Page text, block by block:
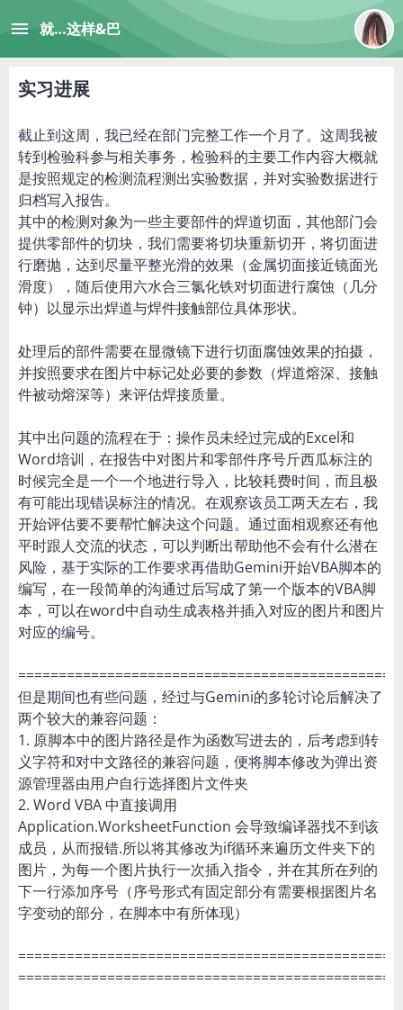
menu 就…这样&巴
实习进展
截止到这周，我已经在部门完整工作一个月了。这周我被
转到检验科参与相关事务，检验科的主要工作内容大概就
是按照规定的检测流程测出实验数据，并对实验数据进行
归档写入报告。
其中的检测对象为一些主要部件的焊道切面，其他部门会
提供零部件的切块，我们需要将切块重新切开，将切面进
行磨抛，达到尽量平整光滑的效果（金属切面接近镜面光
滑度），随后使用六水合三氯化铁对切面进行腐蚀（几分
钟）以显示出焊道与焊件接触部位具体形状。
处理后的部件需要在显微镜下进行切面腐蚀效果的拍摄，
并按照要求在图片中标记处必要的参数（焊道熔深、接触
件被动熔深等）来评估焊接质量。
其中出问题的流程在于：操作员未经过完成的Excel和
Word培训，在报告中对图片和零部件序号斤西瓜标注的
时候完全是一个一个地进行导入，比较耗费时间，而且极
有可能出现错误标注的情况。在观察该员工两天左右，我
开始评估要不要帮忙解决这个问题。通过面相观察还有他
平时跟人交流的状态，可以判断出帮助他不会有什么潜在
风险，基于实际的工作要求再借助Gemini开始VBA脚本的
编写，在一段简单的沟通过后写成了第一个版本的VBA脚
本，可以在word中自动生成表格并插入对应的图片和图片
对应的编号。
但是期间也有些问题，经过与Gemini的多轮讨论后解决了
两个较大的兼容问题：
1. 原脚本中的图片路径是作为函数写进去的，后考虑到转
义字符和对中文路径的兼容问题，便将脚本修改为弹出资
源管理器由用户自行选择图片文件夹
2. Word VBA 中直接调用
Application.WorksheetFunction 会导致编译器找不到该
成员，从而报错.所以将其修改为if循环来遍历文件夹下的
图片，为每一个图片执行一次插入指令，并在其所在列的
下一行添加序号（序号形式有固定部分有需要根据图片名
字变动的部分，在脚本中有所体现）